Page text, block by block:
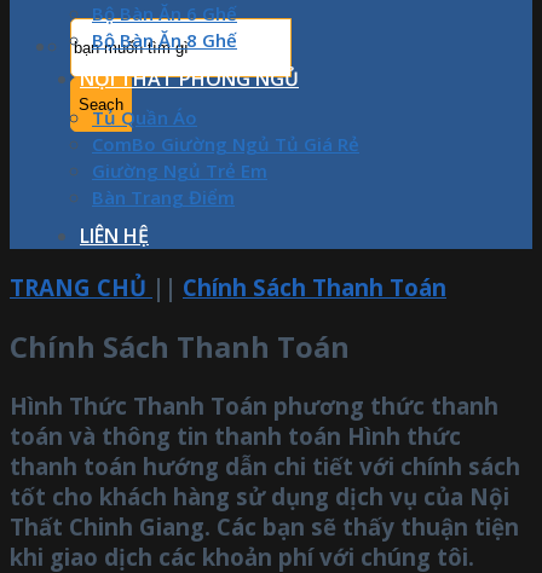
Bộ Bàn Ăn 6 Ghế
Bộ Bàn Ăn 8 Ghế
NỘI THẤT PHÒNG NGỦ
Tủ Quần Áo
ComBo Giường Ngủ Tủ Giá Rẻ
Giường Ngủ Trẻ Em
Bàn Trang Điểm
LIÊN HỆ
TRANG CHỦ || Chính Sách Thanh Toán
Chính Sách Thanh Toán
Hình Thức Thanh Toán phương thức thanh
toán và thông tin thanh toán Hình thức
thanh toán hướng dẫn chi tiết với chính sách
tốt cho khách hàng sử dụng dịch vụ của Nội
Thất Chinh Giang. Các bạn sẽ thấy thuận tiện
khi giao dịch các khoản phí với chúng tôi.